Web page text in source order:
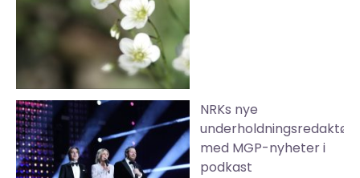
NRKs nye
underholdningsredaktør
med MGP-nyheter i
podkast